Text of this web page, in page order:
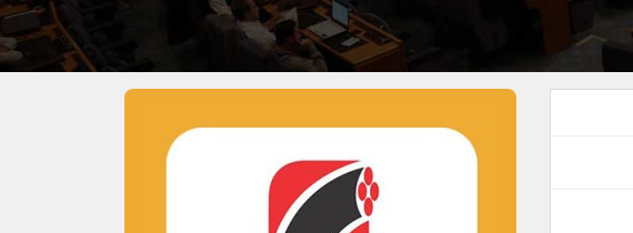
021-22021030
90001030
@alireza.mehrabii
@alirezamehrabi_com
@alirezamehrabi_official